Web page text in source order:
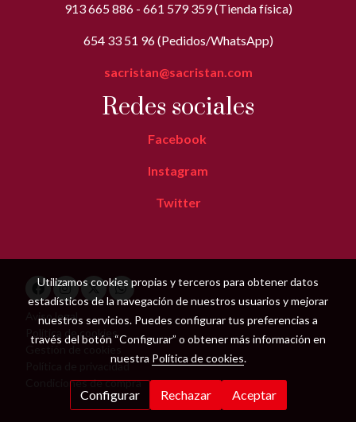
913 665 886 - 661 579 359 (Tienda física)
654 33 51 96 (Pedidos/WhatsApp)
sacristan@sacristan.com
Redes sociales
Facebook
Instagram
Twitter
Aviso legal
Política de cookies
Política de privacidad
Condiciones de compra
Utilizamos cookies propias y terceros para obtener datos
estadísticos de la navegación de nuestros usuarios y mejorar
nuestros servicios. Puedes configurar tus preferencias a
través del botón “Configurar” o obtener más información en
nuestra Política de cookies.
Configurar Rechazar Aceptar